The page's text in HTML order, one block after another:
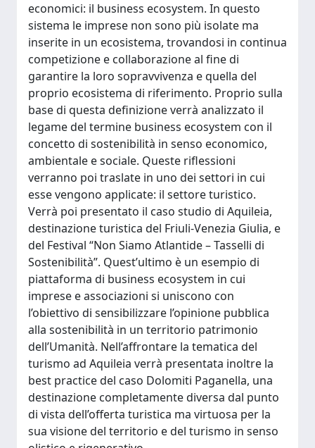
economici: il business ecosystem. In questo
sistema le imprese non sono più isolate ma
inserite in un ecosistema, trovandosi in continua
competizione e collaborazione al fine di
garantire la loro sopravvivenza e quella del
proprio ecosistema di riferimento. Proprio sulla
base di questa definizione verrà analizzato il
legame del termine business ecosystem con il
concetto di sostenibilità in senso economico,
ambientale e sociale. Queste riflessioni
verranno poi traslate in uno dei settori in cui
esse vengono applicate: il settore turistico.
Verrà poi presentato il caso studio di Aquileia,
destinazione turistica del Friuli-Venezia Giulia, e
del Festival “Non Siamo Atlantide – Tasselli di
Sostenibilità”. Quest’ultimo è un esempio di
piattaforma di business ecosystem in cui
imprese e associazioni si uniscono con
l’obiettivo di sensibilizzare l’opinione pubblica
alla sostenibilità in un territorio patrimonio
dell’Umanità. Nell’affrontare la tematica del
turismo ad Aquileia verrà presentata inoltre la
best practice del caso Dolomiti Paganella, una
destinazione completamente diversa dal punto
di vista dell’offerta turistica ma virtuosa per la
sua visione del territorio e del turismo in senso